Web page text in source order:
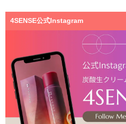
4SENSE公式Instagram